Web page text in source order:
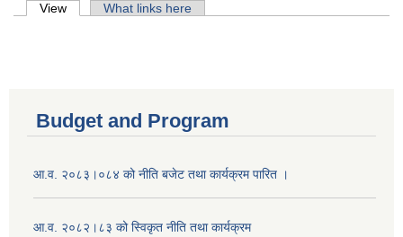
Primary tabs
View (active tab)What links here
Budget and Program
आ.व. २०८३।०८४ को नीति बजेट तथा कार्यक्रम पारित ।
आ.व. २०८२।८३ को स्विकृत नीति तथा कार्यक्रम